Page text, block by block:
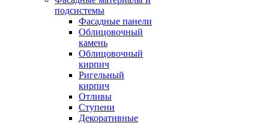
подсистемы
Фасадные панели
Облицовочный
камень
Облицовочный
кирпич
Ригельный
кирпич
Отливы
Ступени
Декоративные